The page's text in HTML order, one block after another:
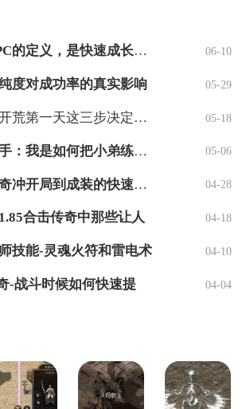
了解游戏中的NPC的定义，是快速成长的快 06-10
度对成功率的真实影响 05-29
新手必看：新区开荒第一天这三步决定你的成 05-18
骷髅不再只是帮手：我是如何把小弟练成大哥 05-06
深度解析中变传奇冲开局到成装的快速之路！ 04-28
合击传奇中那些让人 04-18
技能-灵魂火符和雷电术 04-10
-战斗时候如何快速提 04-04